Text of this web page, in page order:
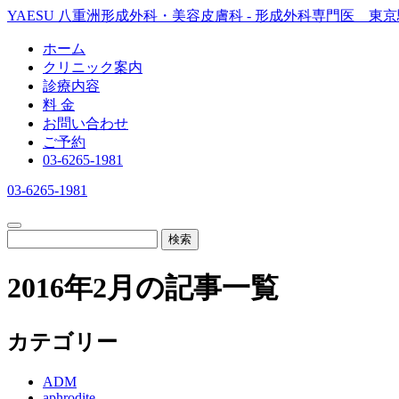
YAESU 八重洲形成外科・美容皮膚科 - 形成外科専門医 東
ホーム
クリニック案内
診療内容
料 金
お問い合わせ
ご予約
03-6265-1981
03-6265-1981
検索
2016年2月の記事一覧
カテゴリー
ADM